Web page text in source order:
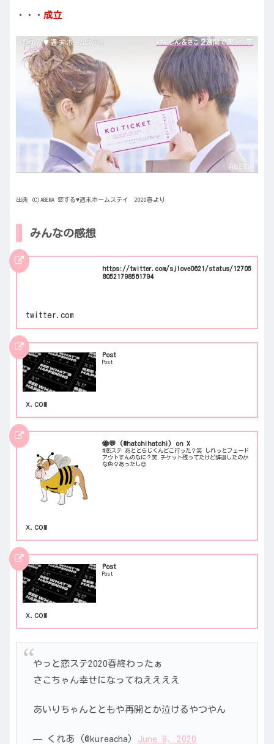
・・・ 成立
出典 (C)ABEMA 恋する♥週末ホームステイ 2020春より
みんなの感想
https://twitter.com/sjlove0621/status/12705
80521798561794
twitter.com
Post
Post
x.com
🐝💬 (@hatchihatchi) on X
#恋ステ あととらじくんどこ行った？笑 しれっとフェード
アウトすんのなに？笑 チケット残ってたけど辞退したのか
な色々あったし😌
x.com
Post
Post
x.com
やっと恋ステ2020春終わったぁ
さこちゃん幸せになってねええええ
あいりちゃんとともや再開とか泣けるやつやん
— くれあ (@kureacha) June 9, 2020